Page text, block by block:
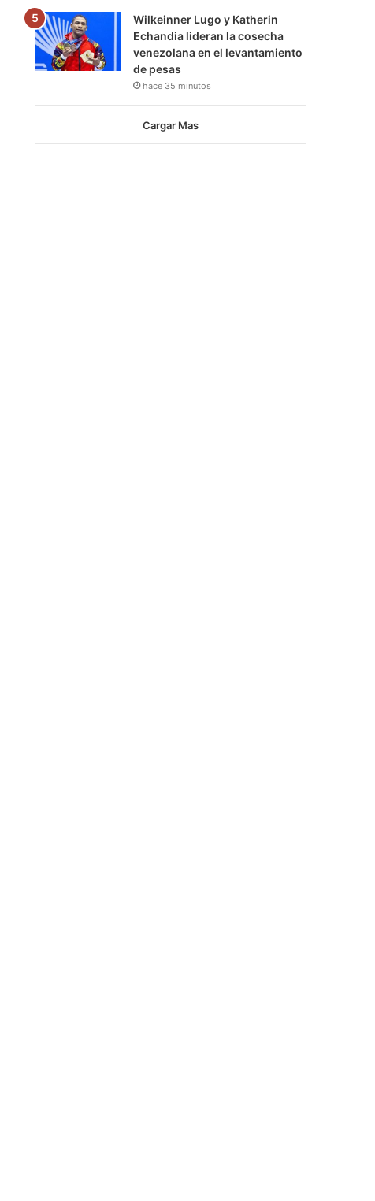
Wilkeinner Lugo y Katherin
Echandia lideran la cosecha
venezolana en el levantamiento
de pesas
hace 35 minutos
Cargar Mas